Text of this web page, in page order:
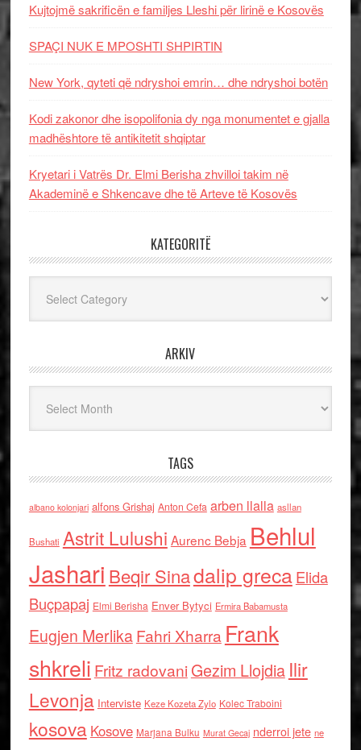
Kujtojmë sakrificën e familjes Lleshi për lirinë e Kosovës
SPAÇI NUK E MPOSHTI SHPIRTIN
New York, qyteti që ndryshoi emrin… dhe ndryshoi botën
Kodi zakonor dhe isopolifonia dy nga monumentet e gjalla
madhështore të antikitetit shqiptar
Kryetari i Vatrës Dr. Elmi Berisha zhvilloi takim në
Akademinë e Shkencave dhe të Arteve të Kosovës
KATEGORITË
ARKIV
TAGS
albano kolonjari alfons Grishaj Anton Cefa arben llalla asllan
Bushati Astrit Lulushi Aurenc Bebja Behlul
Jashari Beqir Sinadalip grecaElida
Buçpapaj Elmi Berisha Enver Bytyci Ermira Babamusta
Eugjen MerlikaFahri Xharra Frank
shkreli Fritz radovaniGezim Llojdia Ilir
Levonja Interviste Keze Kozeta Zylo Kolec Traboini
kosova Kosove Marjana Bulku Murat Gecaj nderroi jete ne